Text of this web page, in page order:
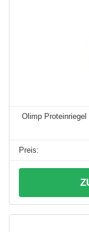
Olimp